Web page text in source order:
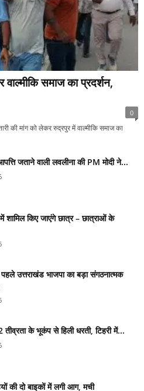
वाल्मीकि समाज का प्रदर्शन,
0
की मांग को लेकर रुद्रपुर में वाल्मीकि समाज का
जताने वाली लवलीना की PM मोदी ने...
में शामिल किए जाएंगे छात्र – छात्राओं के
उत्तराखंड भाजपा का बड़ा संगठनात्मक
तीव्रता के भूकंप से हिली धरती, टिहरी में...
की दो बाइकों में लगी आग, मची